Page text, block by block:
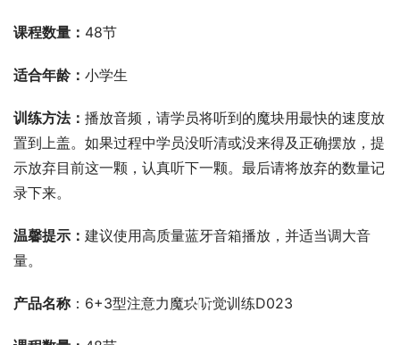
课程数量： 48节
适合年龄： 小学生
训练方法： 播放音频，请学员将听到的魔块用最快的速度放
置到上盖。如果过程中学员没听清或没来得及正确摆放，提
示放弃目前这一颗，认真听下一颗。最后请将放弃的数量记
录下来。
温馨提示： 建议使用高质量蓝牙音箱播放，并适当调大音
量。
产品名称：6+3型注意力魔块听觉训练D023